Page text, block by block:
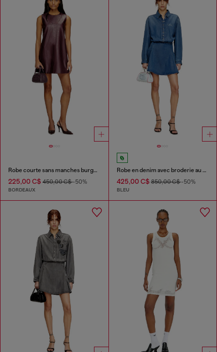
Robe courte sans manches burgundy en tissu enduit
225,00 C$ 450,00 C$-50%
BORDEAUX
Robe en denim avec broderie au dos
425,00 C$850,00 C$-50%
BLEU